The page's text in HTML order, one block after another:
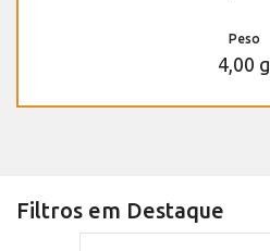
Peso
4,00 g
Filtros em Destaque